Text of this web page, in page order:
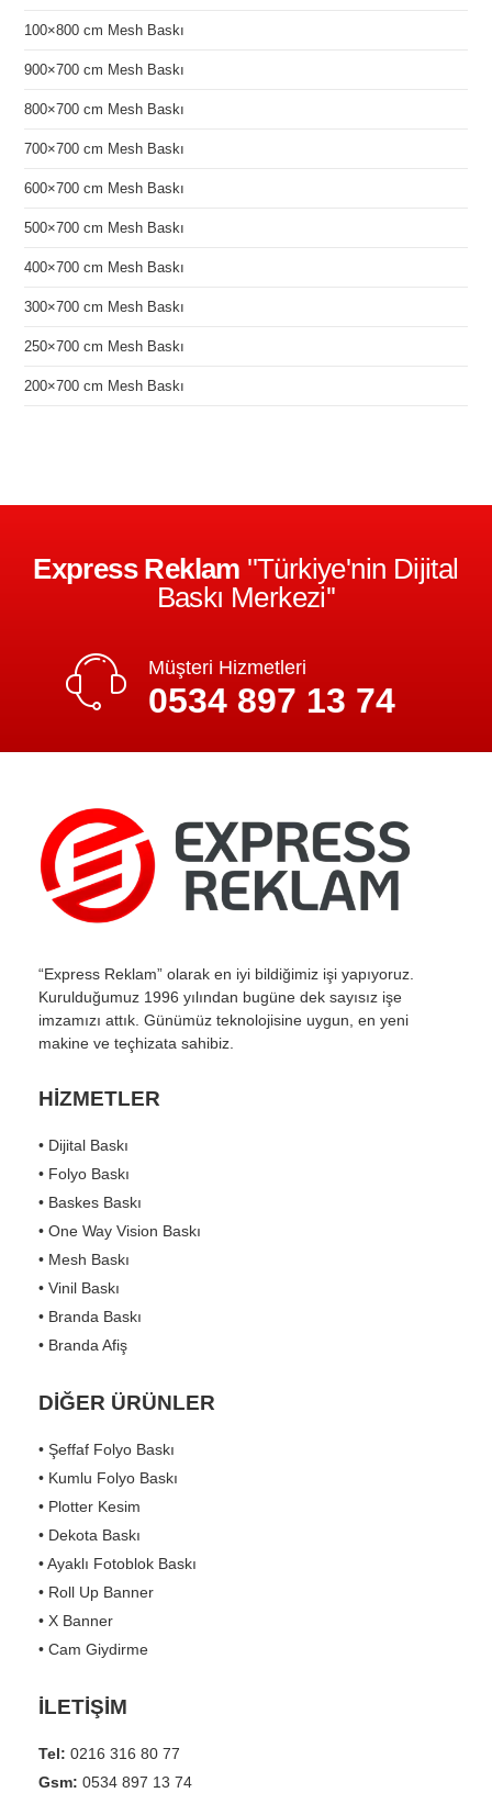
100×800 cm Mesh Baskı
900×700 cm Mesh Baskı
800×700 cm Mesh Baskı
700×700 cm Mesh Baskı
600×700 cm Mesh Baskı
500×700 cm Mesh Baskı
400×700 cm Mesh Baskı
300×700 cm Mesh Baskı
250×700 cm Mesh Baskı
200×700 cm Mesh Baskı
Express Reklam ''Türkiye'nin Dijital
Baskı Merkezi''
Müşteri Hizmetleri
0534 897 13 74
“Express Reklam” olarak en iyi bildiğimiz işi yapıyoruz.
Kurulduğumuz 1996 yılından bugüne dek sayısız işe
imzamızı attık. Günümüz teknolojisine uygun, en yeni
makine ve teçhizata sahibiz.
HİZMETLER
• Dijital Baskı
• Folyo Baskı
• Baskes Baskı
• One Way Vision Baskı
• Mesh Baskı
• Vinil Baskı
• Branda Baskı
• Branda Afiş
DİĞER ÜRÜNLER
• Şeffaf Folyo Baskı
• Kumlu Folyo Baskı
• Plotter Kesim
• Dekota Baskı
• Ayaklı Fotoblok Baskı
• Roll Up Banner
• X Banner
• Cam Giydirme
İLETİŞİM
Tel: 0216 316 80 77
Gsm: 0534 897 13 74